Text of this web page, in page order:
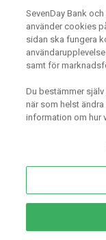
Konto Spara
SevenDay Bank
använder cookies
sidan ska fungera
samt för
Du bestämmer
när som helst
information om hur